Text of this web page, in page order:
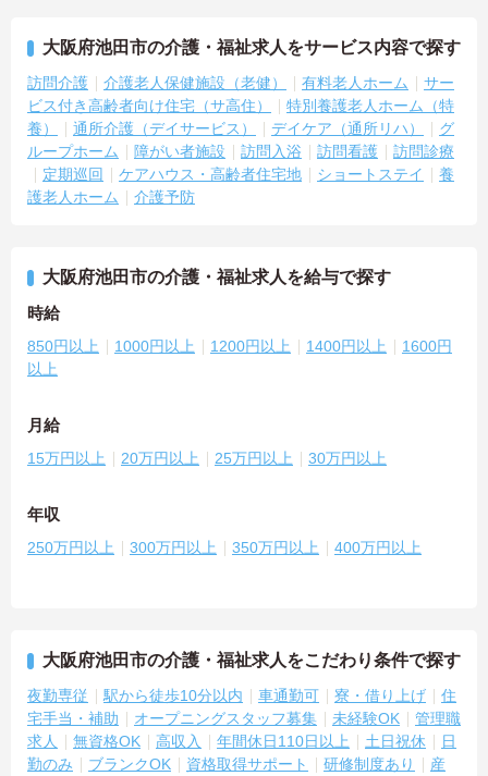
大阪府池田市の介護・福祉求人をサービス内容で探す
訪問介護 介護老人保健施設（老健） 有料老人ホーム
サー
ビス付き高齢者向け住宅（サ高住）
特別養護老人ホーム（特
養）
通所介護（デイサービス） デイケア（通所リハ）
グ
ループホーム
障がい者施設 訪問入浴 訪問看護
訪問診療
定期巡回
ケアハウス・高齢者住宅地 ショートステイ
養
護老人ホーム
介護予防
大阪府池田市の介護・福祉求人を給与で探す
時給
850円以上 1000円以上 1200円以上 1400円以上
1600円
以上
月給
15万円以上 20万円以上 25万円以上 30万円以上
年収
250万円以上 300万円以上 350万円以上 400万円以上
大阪府池田市の介護・福祉求人をこだわり条件で探す
夜勤専従 駅から徒歩10分以内 車通勤可 寮・借り上げ
住
宅手当・補助
オープニングスタッフ募集 未経験OK
管理職
求人
無資格OK 高収入 年間休日110日以上 土日祝休
日
勤のみ
ブランクOK 資格取得サポート 研修制度あり
産